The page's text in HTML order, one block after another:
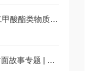
白酒中16种邻苯二甲酸酯类物质检测整体解决方案-GC/MS法、HPLC法
【飞诺美色谱】封面故事专题 | 新污染物来袭，我们如何应对？